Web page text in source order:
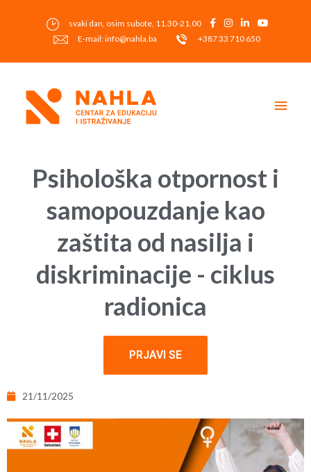
svaki dan, osim subote, 11.30-21.00
E-mail: info@nahla.ba
+387 33 710 650
Psihološka otpornost i
samopouzdanje kao
zaštita od nasilja i
diskriminacije - ciklus
radionica
PRJAVI SE
21/11/2025